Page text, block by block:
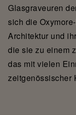
Glasgraveuren
sich die
Architektur und
die sie zu einem
das mit vielen
zeitgenössischer